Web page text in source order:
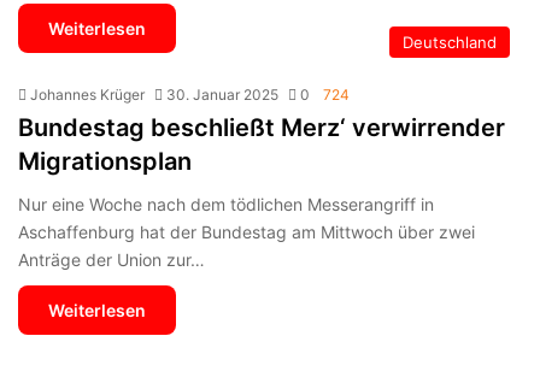
Weiterlesen
Deutschland
Johannes Krüger 30. Januar 2025 0 724
Bundestag beschließt Merz‘ verwirrender
Migrationsplan
Nur eine Woche nach dem tödlichen Messerangriff in
Aschaffenburg hat der Bundestag am Mittwoch über zwei
Anträge der Union zur…
Weiterlesen